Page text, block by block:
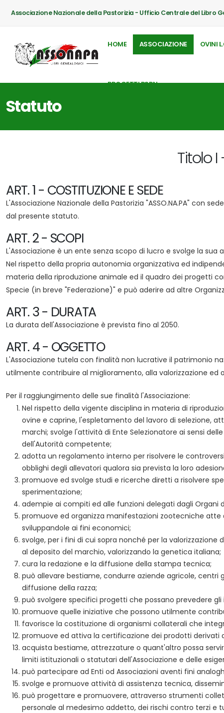
Associazione Nazionale della Pastorizia - Ufficio Centrale del Libro
HOME ASSOCIAZIONE OVINI
PROGETTI PSRN
Statuto
Titolo I
ART. 1 - COSTITUZIONE E SEDE
L'Associazione Nazionale della Pastorizia "ASSO.NA.PA" con
dal presente statuto.
ART. 2 - SCOPI
L'Associazione è un ente senza scopo di lucro e svolge la
Nel rispetto della propria autonomia organizzativa ed
materia della riproduzione animale ed il quadro dei progetti
Specie (in breve "Federazione)" e può aderire ad altre
ART. 3 - DURATA
La durata dell'Associazione è prevista fino al 2050.
ART. 4 - OGGETTO
L'Associazione tutela con finalità non lucrative il patrimonio
utilmente contribuire al miglioramento, alla valorizzazione
Per il raggiungimento delle sue finalità l'Associazione:
Nel rispetto della vigente disciplina in materia di
ovine e caprine, l'espletamento del lavoro di selezione,
marchi; svolge l'attività di Ente Selezionatore ai sensi
dell'Autorità competente;
adotta un regolamento interno per risolvere le
obblighi degli allevatori qualora sia prevista la loro
promuove ed svolge studi e ricerche diretti a risolvere
sperimentazione;
adempie ai compiti ed alle funzioni delegati dagli Organi
promuove ed organizza manifestazioni zootecniche atte
sviluppandole ai fini economici;
svolge, per i fini di cui sopra nonché per la
al deposito del marchio, valorizzando la genetica italiana;
cura la redazione e la diffusione della stampa tecnica;
può allevare bestiame, condurre aziende agricole,
diffusione della razza;
può svolgere specifici progetti che possano prevedere gli
promuove quelle iniziative che possono utilmente
favorisce la costituzione di organismi collaterali che
promuove ed attiva la certificazione dei prodotti derivati
acquista bestiame, attrezzature o quant'altro possa
limiti istituzionali o statutari dell'Associazione e delle
può partecipare ad Enti od Associazioni aventi fini
svolge e promuove attività di assistenza tecnica,
può progettare e promuovere, attraverso strumenti
personale al medesimo addetto, dei rischi contro terzi